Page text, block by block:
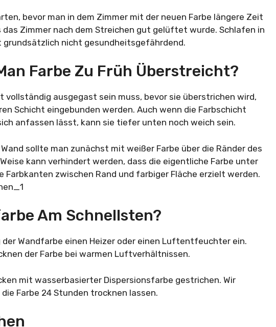
bevor man in dem Zimmer mit der neuen Farbe längere Zeit
Zimmer nach dem Streichen gut gelüftet wurde. Schlafen in
nicht gesundheitsgefährdend.
Farbe Zu Früh Überstreicht?
vollständig ausgegast sein muss, bevor sie überstrichen wird,
Schicht eingebunden werden. Auch wenn die Farbschicht
anfassen lässt, kann sie tiefer unten noch weich sein.
sollte man zunächst mit weißer Farbe über die Ränder des
kann verhindert werden, dass die eigentliche Farbe unter
Farbkanten zwischen Rand und farbiger Fläche erzielt werden.
Am Schnellsten?
der Wandfarbe einen Heizer oder einen Luftentfeuchter ein.
der Farbe bei warmen Luftverhältnissen.
mit wasserbasierter Dispersionsfarbe gestrichen. Wir
Farbe 24 Stunden trocknen lassen.